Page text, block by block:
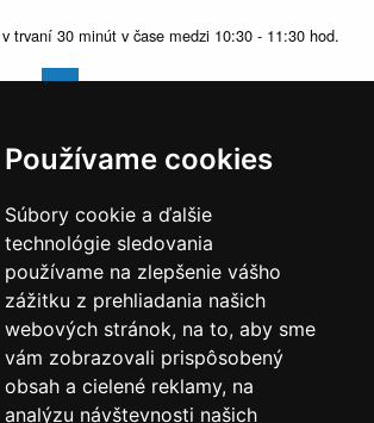
Používame cookies
Súbory cookie a ďalšie
technológie sledovania
používame na zlepšenie vášho
zážitku z prehliadania našich
webových stránok, na to, aby sme
vám zobrazovali prispôsobený
obsah a cielené reklamy, na
analýzu návštevnosti našich
trvaní 30 minút v čase medzi 10:30 - 11:30 hod.
- 15:30
14:00
30 minút v čase medzi 10:30 - 11:30 hod.
a Metoda 329/6,